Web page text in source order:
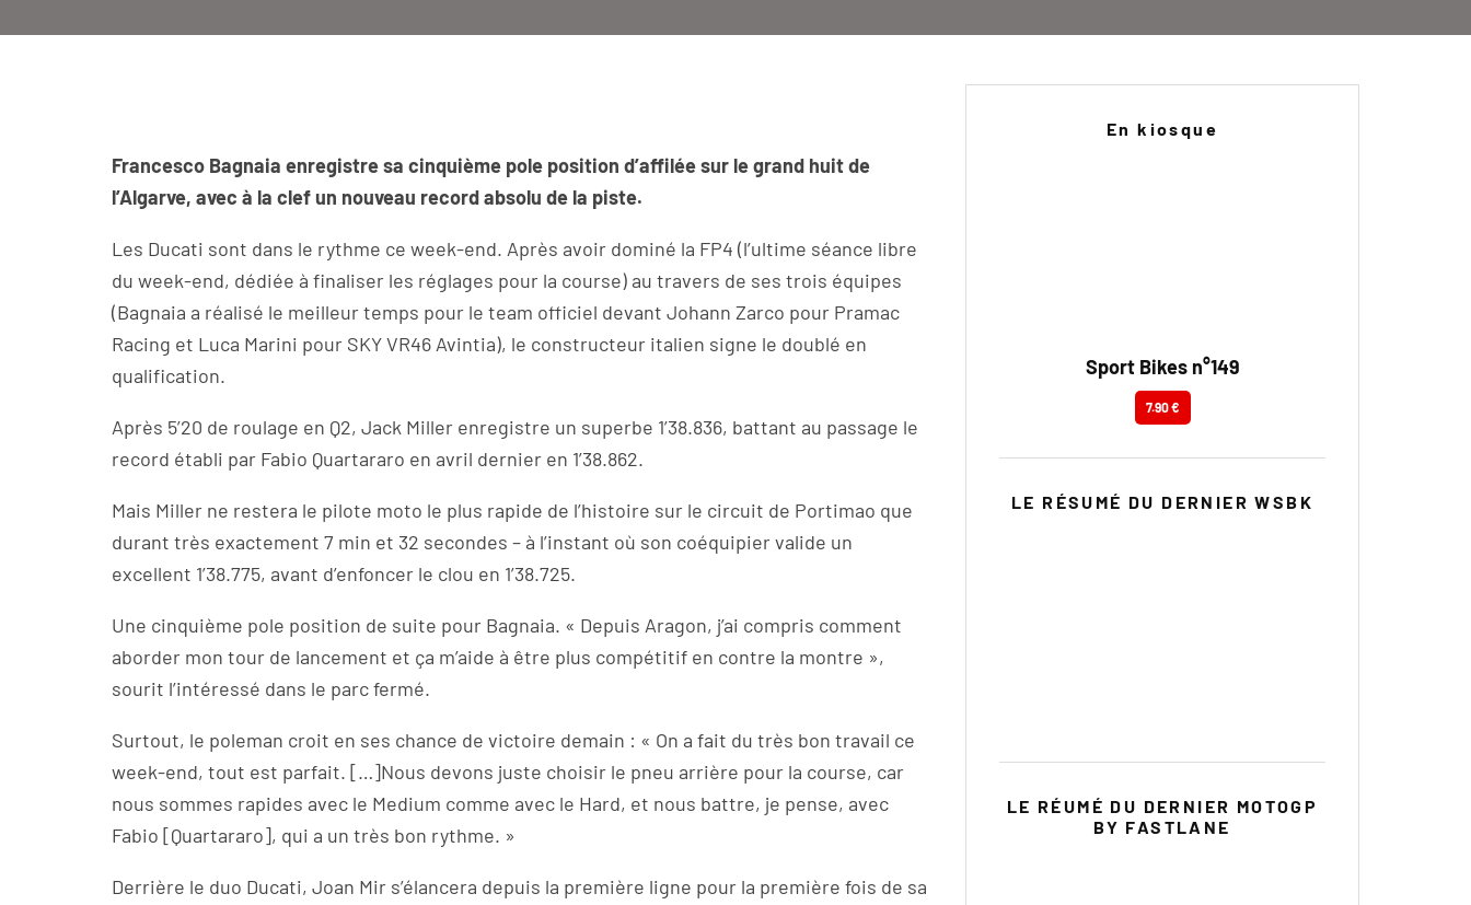
Francesco Bagnaia enregistre sa cinquième pole position d’affilée sur le grand huit de
l’Algarve, avec à la clef un nouveau record absolu de la piste.
Les Ducati sont dans le rythme ce week-end. Après avoir dominé la FP4 (l’ultime séance libre
du week-end, dédiée à finaliser les réglages pour la course) au travers de ses trois équipes
(Bagnaia a réalisé le meilleur temps pour le team officiel devant Johann Zarco pour Pramac
Racing et Luca Marini pour SKY VR46 Avintia), le constructeur italien signe le doublé en
qualification.
Après 5’20 de roulage en Q2, Jack Miller enregistre un superbe 1’38.836, battant au passage le
record établi par Fabio Quartararo en avril dernier en 1’38.862.
Mais Miller ne restera le pilote moto le plus rapide de l’histoire sur le circuit de Portimao que
durant très exactement 7 min et 32 secondes – à l’instant où son coéquipier valide un
excellent 1’38.775, avant d’enfoncer le clou en 1’38.725.
Une cinquième pole position de suite pour Bagnaia. « Depuis Aragon, j’ai compris comment
aborder mon tour de lancement et ça m’aide à être plus compétitif en contre la montre »,
sourit l’intéressé dans le parc fermé.
Surtout, le poleman croit en ses chance de victoire demain : « On a fait du très bon travail ce
week-end, tout est parfait. […]Nous devons juste choisir le pneu arrière pour la course, car
nous sommes rapides avec le Medium comme avec le Hard, et nous battre, je pense, avec
Fabio [Quartararo], qui a un très bon rythme. »
Derrière le duo Ducati, Joan Mir s’élancera depuis la première ligne pour la première fois de sa
En kiosque
Sport Bikes n°149
7.90 €
LE RÉSUMÉ DU DERNIER WSBK
LE RÉUMÉ DU DERNIER MOTOGP
BY FASTLANE